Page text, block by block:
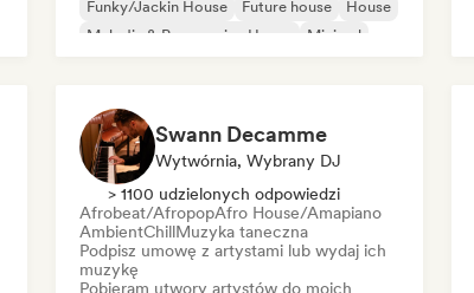
Funky/Jackin House
Future house
House
Melodic & Progressive House
Minimal
Swann Decamme
Wytwórnia, Wybrany DJ
> 1100 udzielonych odpowiedzi
Afrobeat/AfropopAfro House/Amapiano
AmbientChillMuzyka taneczna
Podpisz umowę z artystami lub wydaj ich
muzykę
Pobieram utwory artystów do moich